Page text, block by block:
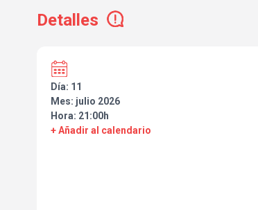
Detalles
Día: 11
Mes: julio 2026
Hora: 21:00h
+ Añadir al calendario